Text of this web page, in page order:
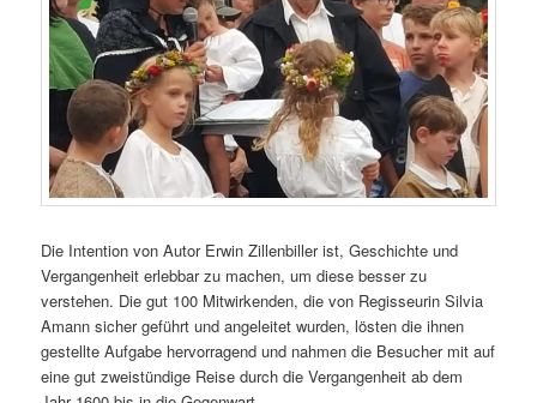
Die Intention von Autor Erwin Zillenbiller ist, Geschichte und
Vergangenheit erlebbar zu machen, um diese besser zu
verstehen. Die gut 100 Mitwirkenden, die von Regisseurin Silvia
Amann sicher geführt und angeleitet wurden, lösten die ihnen
gestellte Aufgabe hervorragend und nahmen die Besucher mit auf
eine gut zweistündige Reise durch die Vergangenheit ab dem